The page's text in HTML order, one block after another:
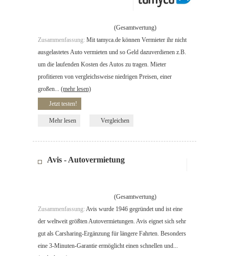
(Gesamtwertung)
Zusammenfassung: Mit tamyca.de können Vermieter ihr nicht
ausgelastetes Auto vermieten und so Geld dazuverdienen z.B.
um die laufenden Kosten des Autos zu tragen. Mieter
profitieren von vergleichsweise niedrigen Preisen, einer
großen... (mehr lesen)
Jetzt testen!
Mehr lesen Vergleichen
Avis - Autovermietung
(Gesamtwertung)
Zusammenfassung: Avis wurde 1946 gegründet und ist eine
der weltweit größten Autovermietungen. Avis eignet sich sehr
gut als Carsharing-Ergänzung für längere Fahrten. Besonders
eine 3-Minuten-Garantie ermöglicht einen schnellen und...